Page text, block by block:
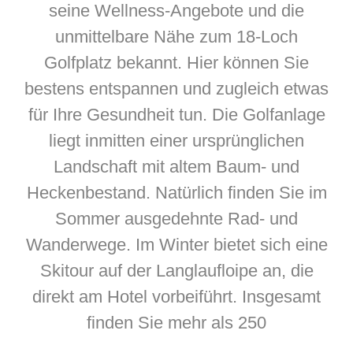
seine Wellness-Angebote und die
unmittelbare Nähe zum 18-Loch
Golfplatz bekannt. Hier können Sie
bestens entspannen und zugleich etwas
für Ihre Gesundheit tun. Die Golfanlage
liegt inmitten einer ursprünglichen
Landschaft mit altem Baum- und
Heckenbestand. Natürlich finden Sie im
Sommer ausgedehnte Rad- und
Wanderwege. Im Winter bietet sich eine
Skitour auf der Langlaufloipe an, die
direkt am Hotel vorbeiführt. Insgesamt
finden Sie mehr als 250